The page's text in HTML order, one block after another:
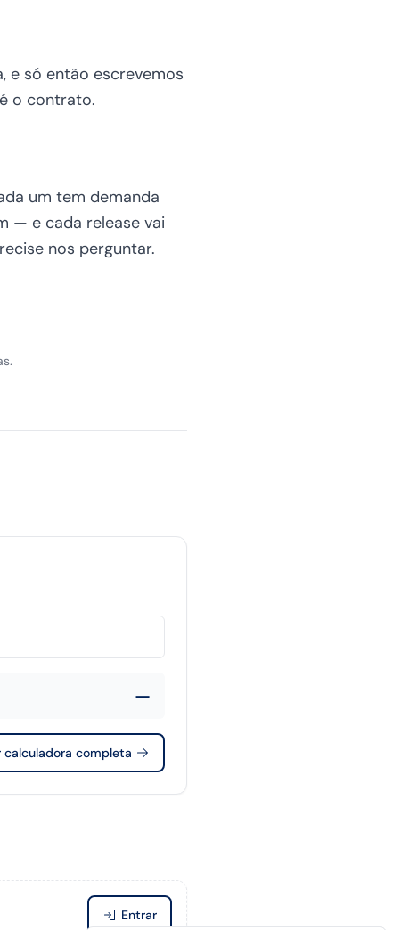
e só então escrevemos
o contrato.
um tem demanda
— e cada release vai
nos perguntar.
—
calculadora completa
Entrar